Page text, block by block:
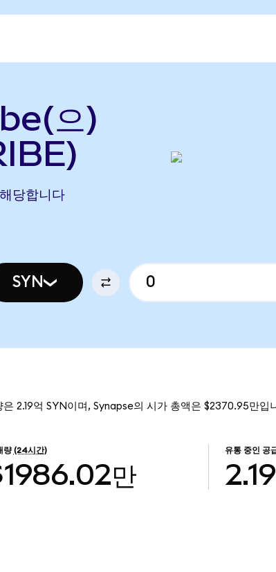
으)
당합니다
SYN
2.19억 SYN이며, Synapse의 시가 총액은 $2370.95만입
량 (24시간)
만
유통 중인 공